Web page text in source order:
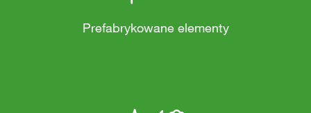
Prefabrykowane elementy